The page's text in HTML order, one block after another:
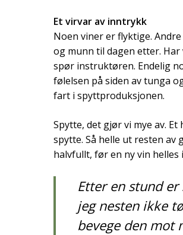
Et virvar av inntrykk
Noen viner er flyktige.
og munn til dagen etter. Har
spør instruktøren. Endelig
følelsen på siden av tunga
fart i spyttproduksjonen.
Spytte, det gjør vi mye av.
spytte. Så helle ut resten av
halvfullt, før en ny vin helles
Etter en stund
jeg nesten ikke
bevege den mot